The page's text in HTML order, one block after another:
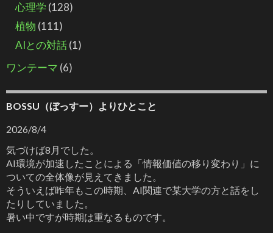
心理学 (128)
植物 (111)
AIとの対話(1)
ワンテーマ (6)
BOSSU（ぼっすー）よりひとこと
2026/8/4
気づけば8月でした。
AI環境が加速したことによる「情報価値の移り変わり」に
ついての全体像が見えてきました。
そういえば昨年もこの時期、AI関連で某大学の方と話をし
たりしていました。
暑い中ですが時期は重なるものです。